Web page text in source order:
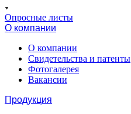
Опросные листы
О компании
О компании
Свидетельства и патенты
Фотогалерея
Вакансии
Продукция